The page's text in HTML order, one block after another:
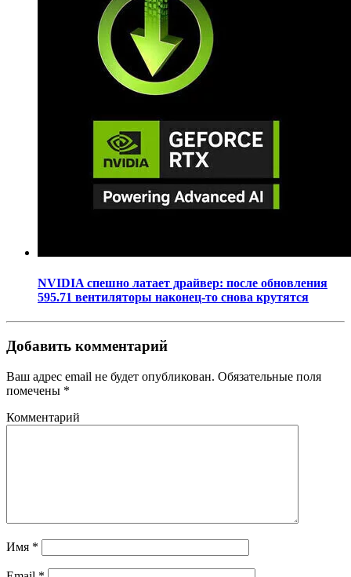
NVIDIA спешно латает драйвер: после обновления
595.71 вентиляторы наконец-то снова крутятся
Добавить комментарий
Ваш адрес email не будет опубликован. Обязательные поля
помечены *
Комментарий
Имя *